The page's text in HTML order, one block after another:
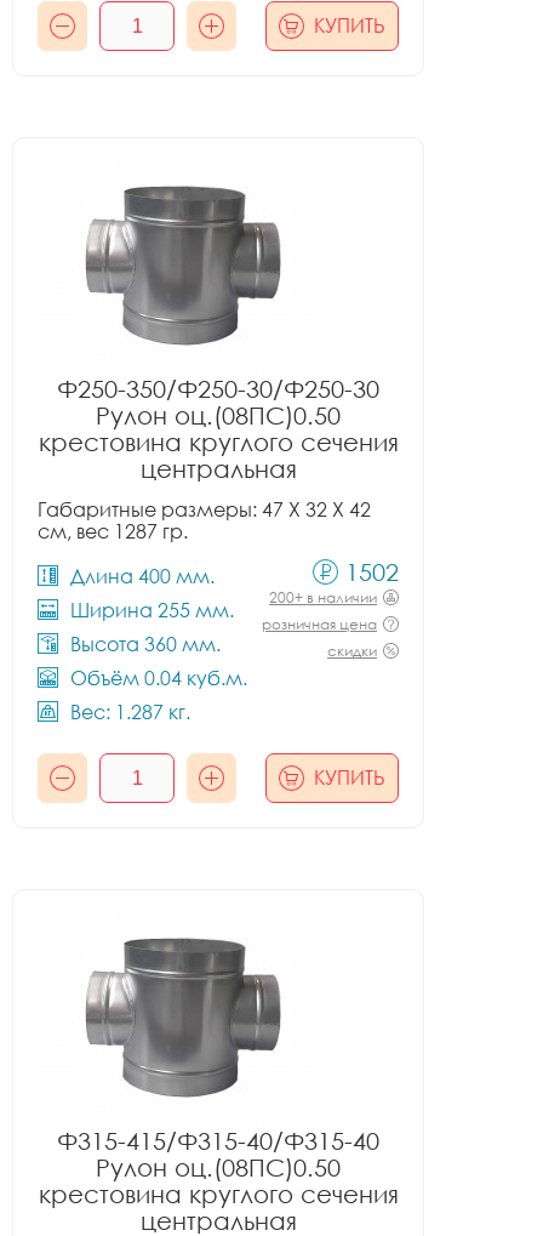
КУПИТЬ
Ф250-350/Ф250-30/Ф250-30
Рулон оц.(08ПС)0.50
крестовина круглого сечения
центральная
Габаритные размеры: 47 X 32 X 42
см, вес 1287 гр.
Длина 400 мм.
Ширина 255 мм.
Высота 360 мм.
Объём 0.04 куб.м.
Вес: 1.287 кг.
1502
200+ в наличии
розничная цена
скидки
КУПИТЬ
Ф315-415/Ф315-40/Ф315-40
Рулон оц.(08ПС)0.50
крестовина круглого сечения
центральная